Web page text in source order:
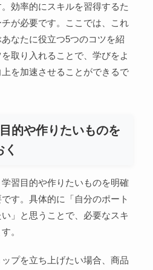
効率的にスキルを習得するた
が必要です。ここでは、これ
なたに役立つ5つのコツを紹
取り入れることで、学びをよ
を加速させることができるで
的や作りたいものを
習目的や作りたいものを明確
す。具体的に「自分のポート
」と思うことで、必要なスキ
。
プを立ち上げたい場合、商品